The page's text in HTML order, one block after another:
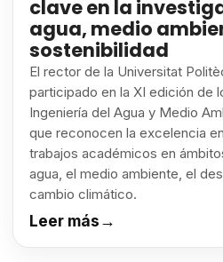
clave en la
agua, medio
sostenibilidad
El rector de la Universitat
participado en la XI edición de
Ingeniería del Agua y Medio
que reconocen la excelencia
trabajos académicos en
agua, el medio ambiente, el
cambio climático.
Leer más→